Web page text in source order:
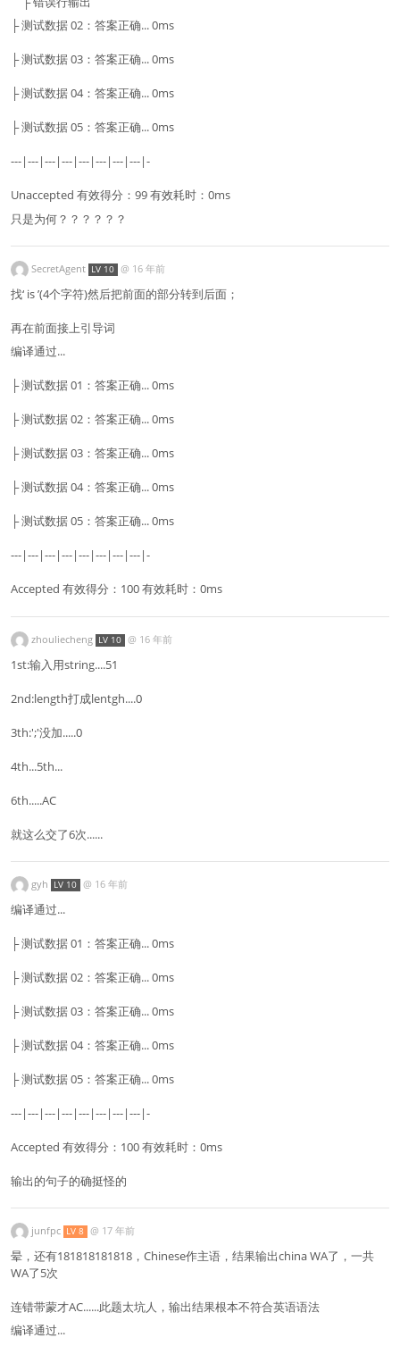
├ 测试数据 02：答案正确... 0ms
├ 测试数据 03：答案正确... 0ms
├ 测试数据 04：答案正确... 0ms
├ 测试数据 05：答案正确... 0ms
---|---|---|---|---|---|---|---|-
Unaccepted 有效得分：99 有效耗时：0ms
只是为何？？？？？？
SecretAgent LV 10 @ 16 年前
找‘ is ’(4个字符)然后把前面的部分转到后面；
再在前面接上引导词
编译通过...
├ 测试数据 01：答案正确... 0ms
├ 测试数据 02：答案正确... 0ms
├ 测试数据 03：答案正确... 0ms
├ 测试数据 04：答案正确... 0ms
├ 测试数据 05：答案正确... 0ms
---|---|---|---|---|---|---|---|-
Accepted 有效得分：100 有效耗时：0ms
zhouliecheng LV 10 @ 16 年前
1st:输入用string....51
2nd:length打成lentgh....0
3th:';'没加.....0
4th...5th...
6th.....AC
就这么交了6次......
gyh LV 10 @ 16 年前
编译通过...
├ 测试数据 01：答案正确... 0ms
├ 测试数据 02：答案正确... 0ms
├ 测试数据 03：答案正确... 0ms
├ 测试数据 04：答案正确... 0ms
├ 测试数据 05：答案正确... 0ms
---|---|---|---|---|---|---|---|-
Accepted 有效得分：100 有效耗时：0ms
输出的句子的确挺怪的
junfpc LV 8 @ 17 年前
晕，还有181818181818，Chinese作主语，结果输出china WA了，一共
WA了5次
连错带蒙才AC......此题太坑人，输出结果根本不符合英语语法
编译通过...